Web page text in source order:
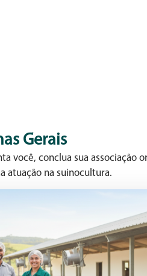
Gerais
você, conclua sua associação
atuação na suinocultura.